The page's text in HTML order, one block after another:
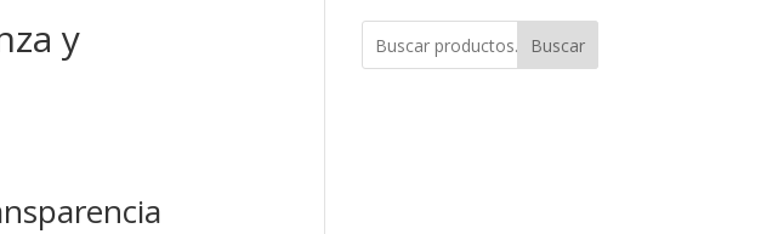
y Buscar